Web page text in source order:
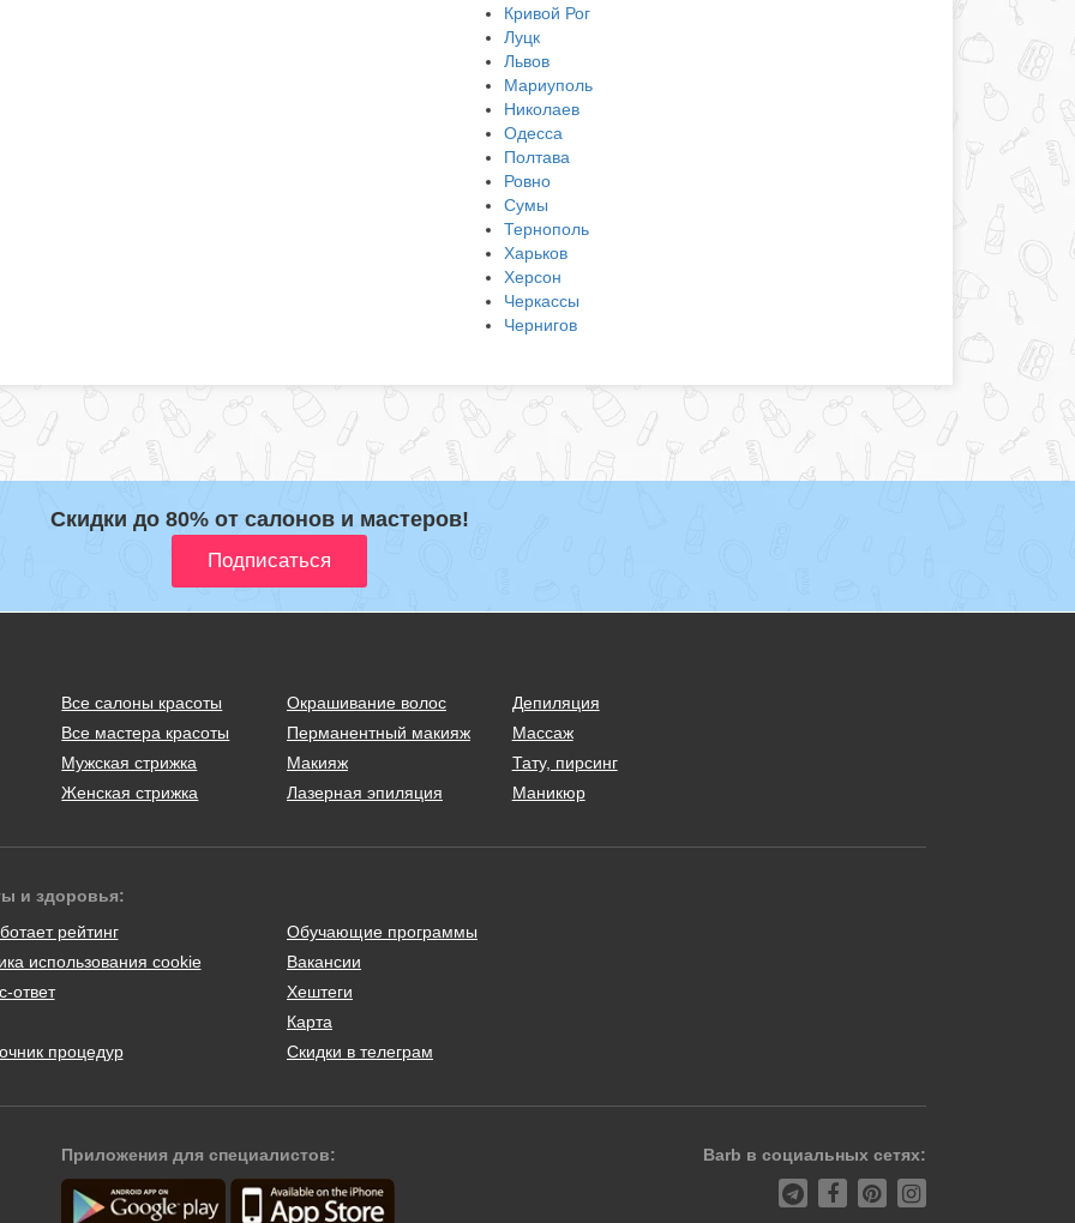
Кривой Рог
Луцк
Львов
Мариуполь
Николаев
Одесса
Полтава
Ровно
Сумы
Тернополь
Харьков
Херсон
Черкассы
Чернигов
Скидки до 80% от салонов и мастеров!
Все салоны красоты
Все мастера красоты
Мужская стрижка
Женская стрижка
Окрашивание волос
Перманентный макияж
Макияж
Лазерная эпиляция
Депиляция
Массаж
Тату, пирсинг
Маникюр
и здоровья:
рейтинг
использования cookie
ответ
процедур
Обучающие программы
Вакансии
Хештеги
Карта
Скидки в телеграм
Приложения для специалистов: Barb в социальных сетях: